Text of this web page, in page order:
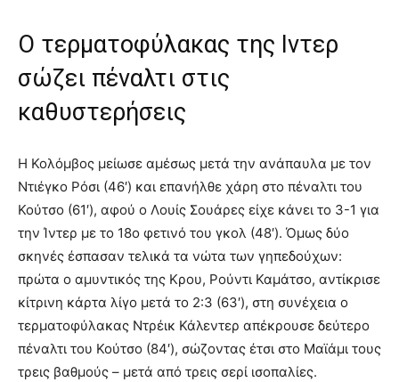
Ο τερματοφύλακας της Ιντερ
σώζει πέναλτι στις
καθυστερήσεις
Η Κολόμβος μείωσε αμέσως μετά την ανάπαυλα με τον
Ντιέγκο Ρόσι (46′) και επανήλθε χάρη στο πέναλτι του
Κούτσο (61′), αφού ο Λουίς Σουάρες είχε κάνει το 3-1 για
την Ίντερ με το 18ο φετινό του γκολ (48′). Όμως δύο
σκηνές έσπασαν τελικά τα νώτα των γηπεδούχων:
πρώτα ο αμυντικός της Κρου, Ρούντι Καμάτσο, αντίκρισε
κίτρινη κάρτα λίγο μετά το 2:3 (63′), στη συνέχεια ο
τερματοφύλακας Ντρέικ Κάλεντερ απέκρουσε δεύτερο
πέναλτι του Κούτσο (84′), σώζοντας έτσι στο Μαϊάμι τους
τρεις βαθμούς – μετά από τρεις σερί ισοπαλίες.